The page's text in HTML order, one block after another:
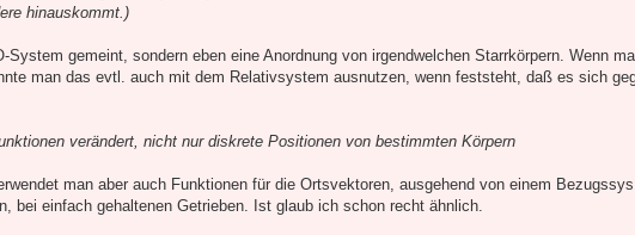
hinauskommt.)
gemeint, sondern eben eine Anordnung von irgendwelchen Starrkörpern. Wenn
man das evtl. auch mit dem Relativsystem ausnutzen, wenn feststeht, daß es sich
verändert, nicht nur diskrete Positionen von bestimmten Körpern
man aber auch Funktionen für die Ortsvektoren, ausgehend von einem
bei einfach gehaltenen Getrieben. Ist glaub ich schon recht ähnlich.